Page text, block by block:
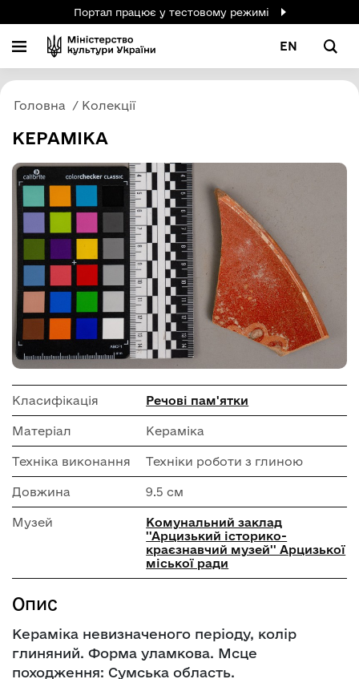
Портал працює у тестовому режимі
EN
Головна Колекції
КЕРАМІКА
Класифікація Речові пам'ятки
Матеріал Кераміка
Техніка виконання Техніки роботи з глиною
Довжина 9.5 см
Музей
Комунальний заклад
''Арцизький історико-
краєзнавчий музей'' Арцизької
міської ради
Опис
Кераміка невизначеного періоду, колір
глиняний. Форма уламкова. Мсце
походження: Сумська область.